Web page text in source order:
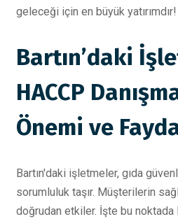
geleceği için en büyük yatırımdır!
Bartın’daki
HACCP
Önemi ve
Bartın'daki işletmeler, gıda
sorumluluk taşır. Müşterilerin
doğrudan etkiler. İşte bu noktada